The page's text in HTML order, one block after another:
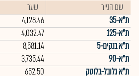
שם הנייר שער
ת"א-35
4,128.46
ת"א-125
4,032.47
ת"א בנקים-5
8,581.14
ת"א-90
3,735.44
ת"א גלובל-בלוטק
652.50